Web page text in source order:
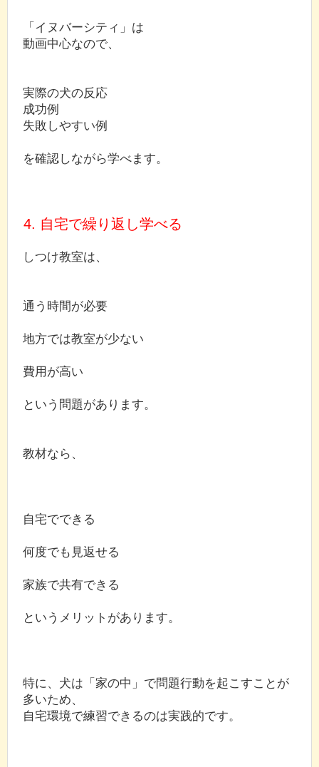
「イヌバーシティ」は
動画中心なので、
実際の犬の反応
成功例
失敗しやすい例
を確認しながら学べます。
4. 自宅で繰り返し学べる
しつけ教室は、
通う時間が必要
地方では教室が少ない
費用が高い
という問題があります。
教材なら、
自宅でできる
何度でも見返せる
家族で共有できる
というメリットがあります。
特に、犬は「家の中」で問題行動を起こすことが
多いため、
自宅環境で練習できるのは実践的です。